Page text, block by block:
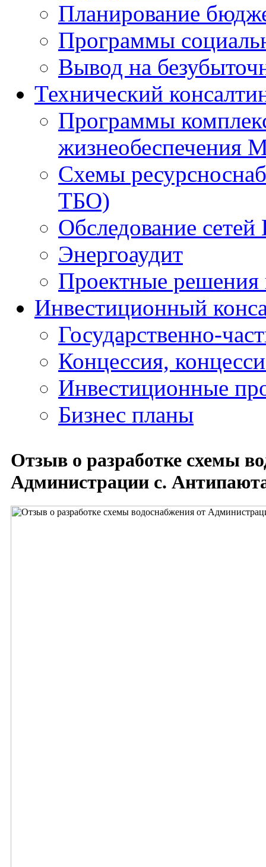
Планирование
Программы
Вывод на
Технический
Программы
жизнеобеспечения
Схемы
ТБО)
Обследование
Энергоаудит
Проектные решения
Инвестиционный
Государственно-
Концессия,
Инвестиционные
Бизнес планы
Отзыв о разработке схемы
Администрации с.